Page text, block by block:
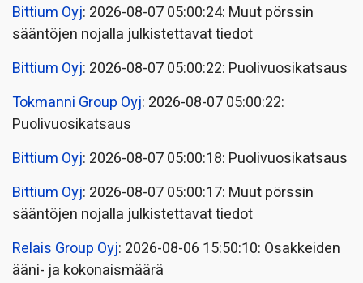
Bittium Oyj: 2026-08-07 05:00:24: Muut pörssin
sääntöjen nojalla julkistettavat tiedot
Bittium Oyj: 2026-08-07 05:00:22: Puolivuosikatsaus
Tokmanni Group Oyj: 2026-08-07 05:00:22:
Puolivuosikatsaus
Bittium Oyj: 2026-08-07 05:00:18: Puolivuosikatsaus
Bittium Oyj: 2026-08-07 05:00:17: Muut pörssin
sääntöjen nojalla julkistettavat tiedot
Relais Group Oyj: 2026-08-06 15:50:10: Osakkeiden
ääni- ja kokonaismäärä